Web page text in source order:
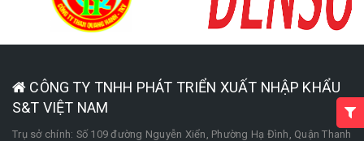
CÔNG TY TNHH PHÁT TRIỂN XUẤT NHẬP KHẨU
S&T VIỆT NAM
Trụ sở chính: Số 109 đường Nguyễn Xiển, Phường Hạ Đình, Quận Thanh